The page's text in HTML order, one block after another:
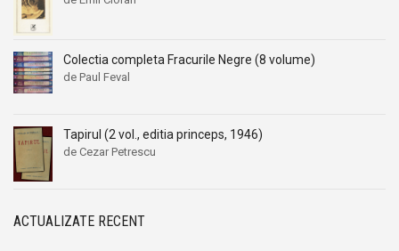
Colectia completa Fracurile Negre (8 volume)
de Paul Feval
Tapirul (2 vol., editia princeps, 1946)
de Cezar Petrescu
ACTUALIZATE RECENT